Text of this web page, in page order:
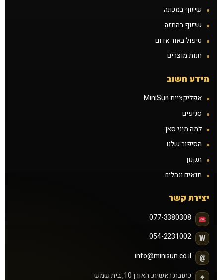
שיזוף במכונה
שיזוף בהתזה
טיפול באור אדום
חנות מוצרים
מידע חשוב
אפליקציית MiniSun
סניפים
למה מיני סאן
הסיפור שלנו
תקנון
תנאים ונהלים
יצירת קשר
077-3380308
W
054-2231002
@
info@minisun.co.il
⌖ כתובת ראשית: האורן 10, בית שמש